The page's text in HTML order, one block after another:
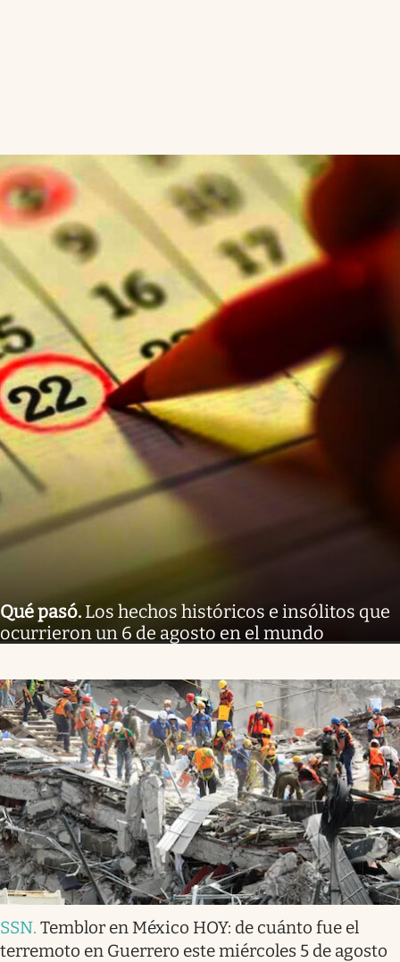
Qué pasó. Los hechos históricos e insólitos que
ocurrieron un 6 de agosto en el mundo
SSN. Temblor en México HOY: de cuánto fue el
terremoto en Guerrero este miércoles 5 de agosto